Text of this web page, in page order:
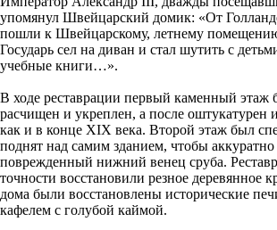
упомянул Швейцарский домик: «От
пошли к Швейцарскому, летнему помещению
Государь сел на диван и стал шутить с
учебные книги…».
В ходе реставрации первый каменный этаж
расчищен и укреплен, а после оштукатурен
как и в конце XIX века. Второй этаж был
поднят над самим зданием, чтобы аккуратно
поврежденный нижний венец сруба.
точности восстановили резное деревянное
дома были восстановлены исторические
кафелем с голубой каймой.